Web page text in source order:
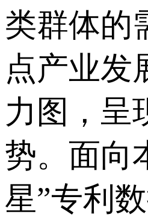
类群体的
点产业发
力图，呈
势。面向
星”专利